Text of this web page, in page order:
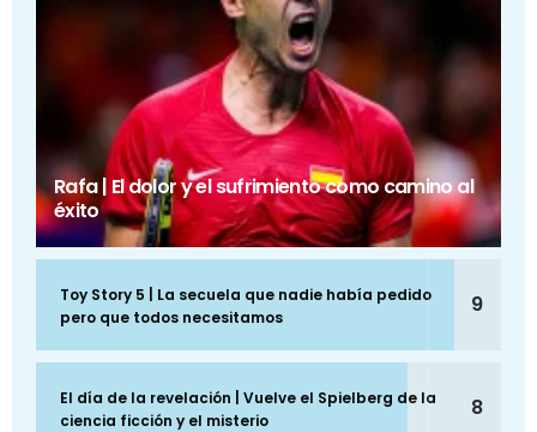
Rafa | El dolor y el sufrimiento como camino al
éxito
Toy Story 5 | La secuela que nadie había pedido
pero que todos necesitamos
9
El día de la revelación | Vuelve el Spielberg de la
ciencia ficción y el misterio
8